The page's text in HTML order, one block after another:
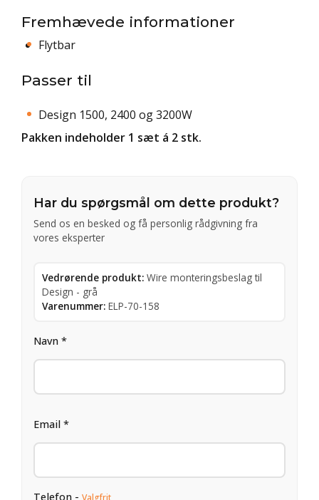
Fremhævede informationer
Flytbar
Passer til
Design 1500, 2400 og 3200W
Pakken indeholder 1 sæt á 2 stk.
Har du spørgsmål om dette produkt?
Send os en besked og få personlig rådgivning fra
vores eksperter
Vedrørende produkt: Wire monteringsbeslag til
Design - grå
Varenummer: ELP-70-158
Navn *
Email *
Telefon -